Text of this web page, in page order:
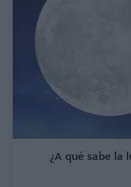
¿A qué sabe la